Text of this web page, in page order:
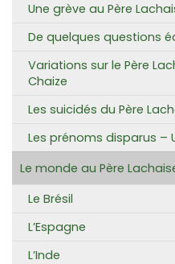
Une grève au Père
De quelques questions
Variations sur le Père
Chaize
Les suicidés du Père
Les prénoms disparus –
Le monde au Père
Le Brésil
L’Espagne
L’Inde